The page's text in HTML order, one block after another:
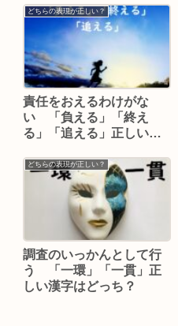
どちらの表現が正しい？
責任をおえるわけがな
い 「負える」「終え
る」「追える」正しい漢
どちらの表現が正しい？
調査のいっかんとして行
う 「一環」「一貫」正
しい漢字はどっち？